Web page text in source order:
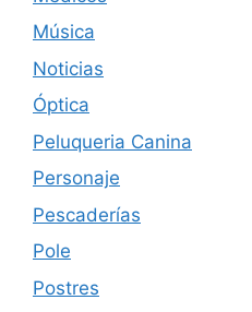
Música
Noticias
Óptica
Peluqueria Canina
Personaje
Pescaderías
Pole
Postres